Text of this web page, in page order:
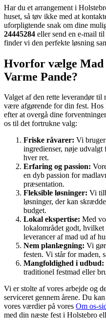
Har du et arrangement i
huset, så tøv ikke med at
uforpligtende snak om dine
24445284 eller send en e-mail til
finder vi den perfekte løsning
Hvorfor vælge Mad
Varme Pande?
Valget af den rette leverandør til
være afgørende for din fest.
efter at overgå dine
os til det fortrukne valg:
Friske råvarer: Vi
ingredienser, nøje
hver ret.
Erfaring og passion:
en dyb passion for
præsentation.
Fleksible løsninger: Vi
løsninger, der kan
budget.
Lokal ekspertise: Med
lokalområdet godt,
leverancer af mad ud af
Nem planlægning: Vi
festen. Vi står for maden,
Mangfoldighed i udbud:
traditionel festmad eller
Vi er stolte af vores arbejde og
serviceret gennem årene. Du
vores værdier på vores Om os-
med din næste fest i Holstebro